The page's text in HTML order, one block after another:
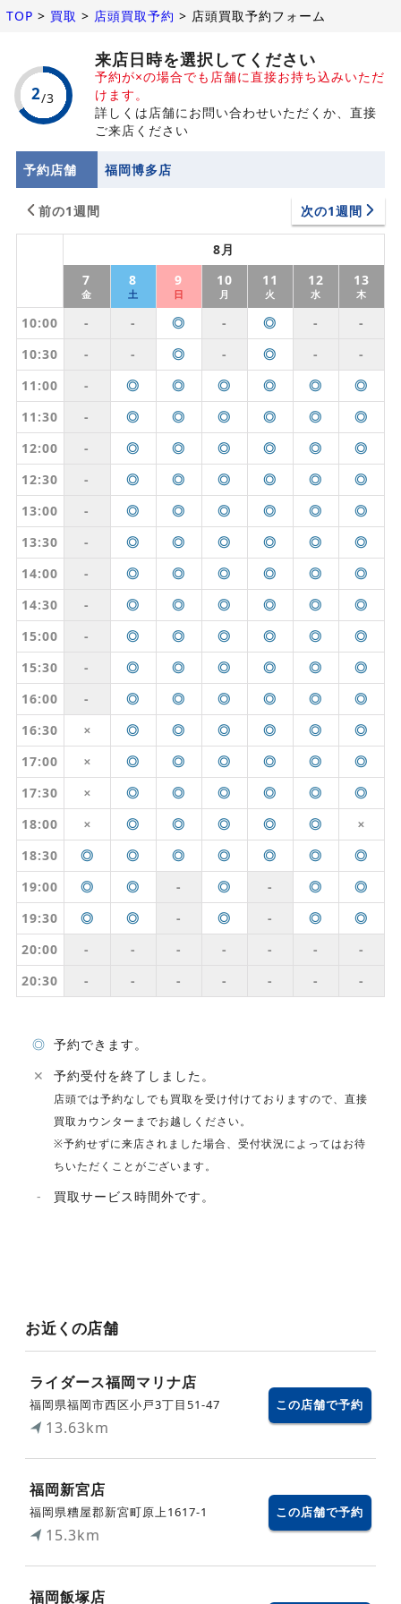
TOP > 買取 > 店頭買取予約 > 店頭買取予約フォーム
来店日時を選択してください
予約が×の場合でも店舗に直接お持ち込みいただ
けます。
詳しくは店舗にお問い合わせいただくか、直接
ご来店ください
予約店舗 福岡博多店
前の1週間 次の1週間
8月
7
金
8
土
9
日
10
月
11
火
12
水
13
木
10:00 - - ◎ - ◎ -
-
10:30
- - ◎ - ◎ -
-
11:00
- ◎ ◎ ◎ ◎ ◎
◎
11:30
- ◎ ◎ ◎ ◎ ◎
◎
12:00
- ◎ ◎ ◎ ◎ ◎
◎
12:30
- ◎ ◎ ◎ ◎ ◎
◎
13:00
- ◎ ◎ ◎ ◎ ◎
◎
13:30
- ◎ ◎ ◎ ◎ ◎
◎
14:00
- ◎ ◎ ◎ ◎ ◎
◎
14:30
- ◎ ◎ ◎ ◎ ◎
◎
15:00
- ◎ ◎ ◎ ◎ ◎
◎
15:30
- ◎ ◎ ◎ ◎ ◎
◎
16:00
- ◎ ◎ ◎ ◎ ◎
◎
16:30
✕ ◎ ◎ ◎ ◎ ◎
◎
17:00
✕ ◎ ◎ ◎ ◎ ◎
◎
17:30
✕ ◎ ◎ ◎ ◎ ◎
◎
18:00
✕ ◎ ◎ ◎ ◎ ◎ ✕
18:30 ◎ ◎ ◎ ◎ ◎ ◎
◎
19:00
◎ ◎ - ◎ - ◎
◎
19:30
◎ ◎ - ◎ - ◎
◎
20:00
- - - - - -
-
20:30
- - - - - - -
◎ 予約できます。
✕
予約受付を終了しました。
店頭では予約なしでも買取を受け付けておりますので、直接
買取カウンターまでお越しください。
※予約せずに来店されました場合、受付状況によってはお待
ちいただくことがございます。
- 買取サービス時間外です。
お近くの店舗
ライダース福岡マリナ店
福岡県福岡市西区小戸3丁目51-47
13.63km
この店舗で予約
福岡新宮店
福岡県糟屋郡新宮町原上1617-1
15.3km
この店舗で予約
福岡飯塚店